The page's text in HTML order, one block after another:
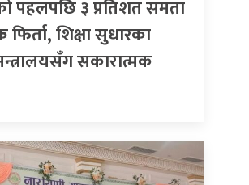
पहलपछि ३ प्रतिशत समता
शिक्षा सुधारका
सकारात्मक